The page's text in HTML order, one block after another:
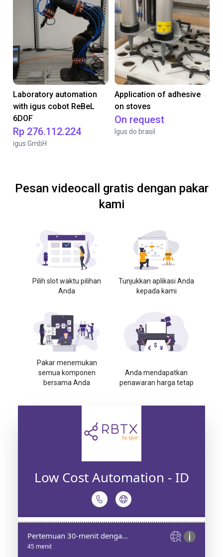
Laboratory automation
with igus cobot ReBeL
6DOF
Rp 276.112.224
igus GmbH
Application of adhesive
on stoves
On request
Igus do brasil
Pesan videocall gratis dengan pakar
kami
Pilih slot waktu pilihan
Anda
Tunjukkan aplikasi Anda
kepada kami
Pakar menemukan
semua komponen
bersama Anda
Anda mendapatkan
penawaran harga tetap